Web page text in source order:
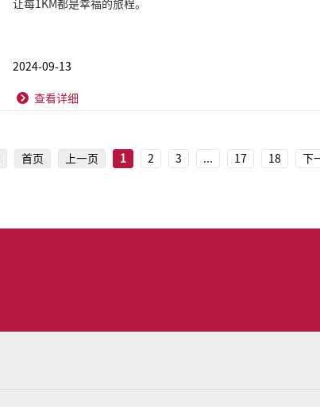
让每1KM都是幸福的旅程。
2024-09-13
查看详细
首页 上一页 1 2 3 ... 17 18 下